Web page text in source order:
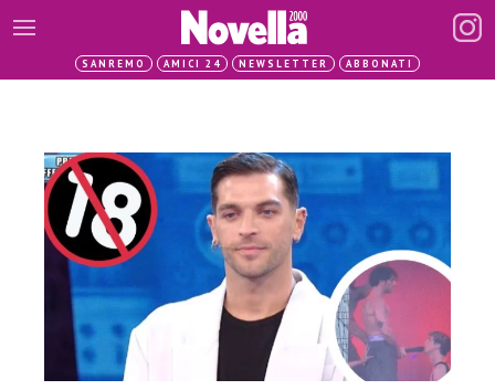
SANREMO AMICI 24 NEWSLETTER ABBONATI